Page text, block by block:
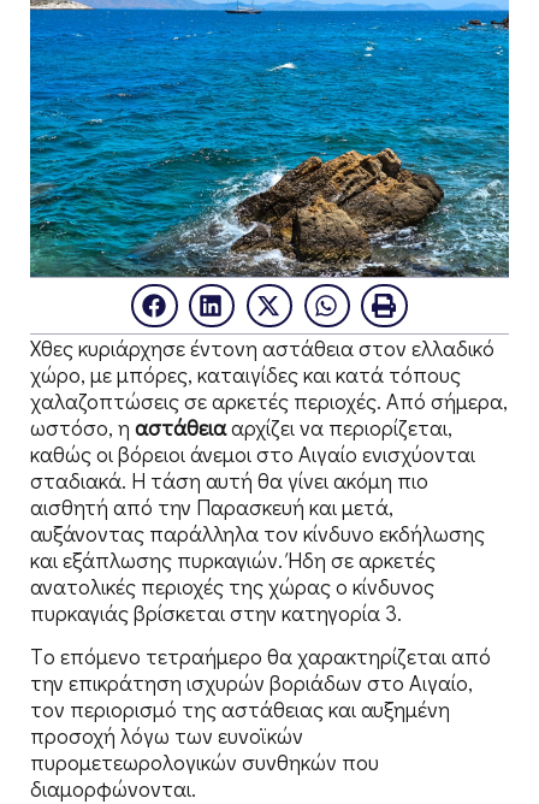
Χθες κυριάρχησε έντονη αστάθεια στον ελλαδικό
χώρο, με μπόρες, καταιγίδες και κατά τόπους
χαλαζοπτώσεις σε αρκετές περιοχές. Από σήμερα,
ωστόσο, η αστάθειααρχίζει να περιορίζεται,
καθώς οι βόρειοι άνεμοι στο Αιγαίο ενισχύονται
σταδιακά. Η τάση αυτή θα γίνει ακόμη πιο
αισθητή από την Παρασκευή και μετά,
αυξάνοντας παράλληλα τον κίνδυνο εκδήλωσης
και εξάπλωσης πυρκαγιών. Ήδη σε αρκετές
ανατολικές περιοχές της χώρας ο κίνδυνος
πυρκαγιάς βρίσκεται στην κατηγορία 3.
Tο επόμενο τετραήμερο θα χαρακτηρίζεται από
την επικράτηση ισχυρών βοριάδων στο Αιγαίο,
τον περιορισμό της αστάθειας και αυξημένη
προσοχή λόγω των ευνοϊκών
πυρομετεωρολογικών συνθηκών που
διαμορφώνονται.